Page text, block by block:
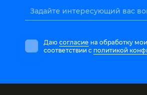
Задайте интересующий вас
Даю согласие на обработку
соответствии с политикой